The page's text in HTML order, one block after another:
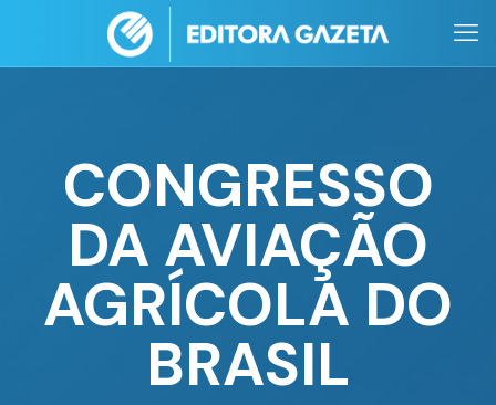
CONGRESSO
DA AVIAÇÃO
AGRÍCOLA DO
BRASIL